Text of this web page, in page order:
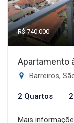
R$ 740.000
Apartamento
Barreiros,
2 Quartos
Mais